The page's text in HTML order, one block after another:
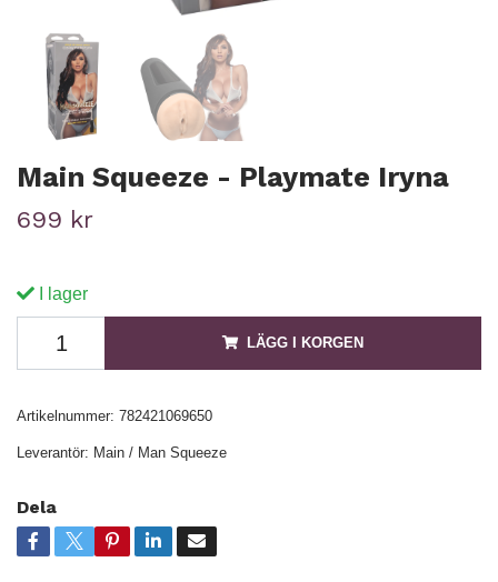
Main Squeeze - Playmate Iryna
699 kr
I lager
LÄGG I KORGEN
Artikelnummer: 782421069650
Leverantör: Main / Man Squeeze
Dela